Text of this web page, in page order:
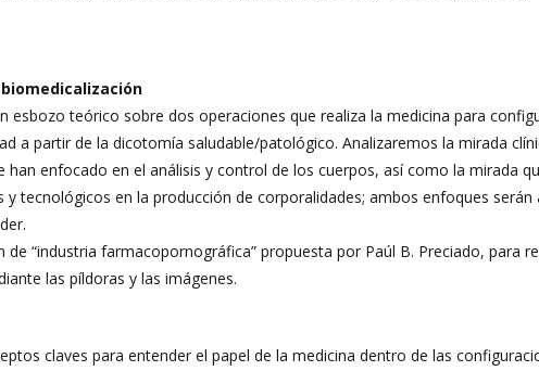
esbozo teórico sobre dos operaciones que realiza la medicina para
a partir de la dicotomía saludable/patológico. Analizaremos la mirada
han enfocado en el análisis y control de los cuerpos, así como la mirada
tecnológicos en la producción de corporalidades; ambos enfoques serán
“industria farmacopornográfica” propuesta por Paúl B. Preciado, para
las píldoras y las imágenes.
claves para entender el papel de la medicina dentro de las